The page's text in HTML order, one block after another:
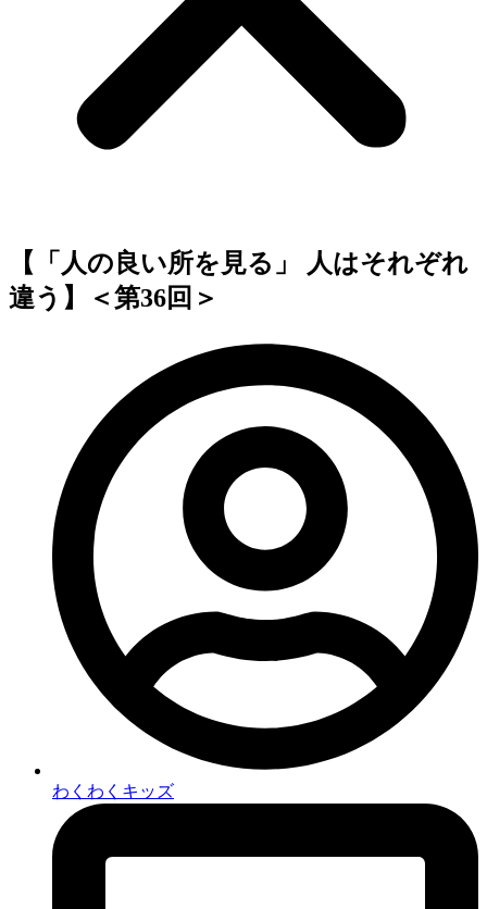
【「人の良い所を見る」 人はそれぞれ
違う】＜第36回＞
わくわくキッズ